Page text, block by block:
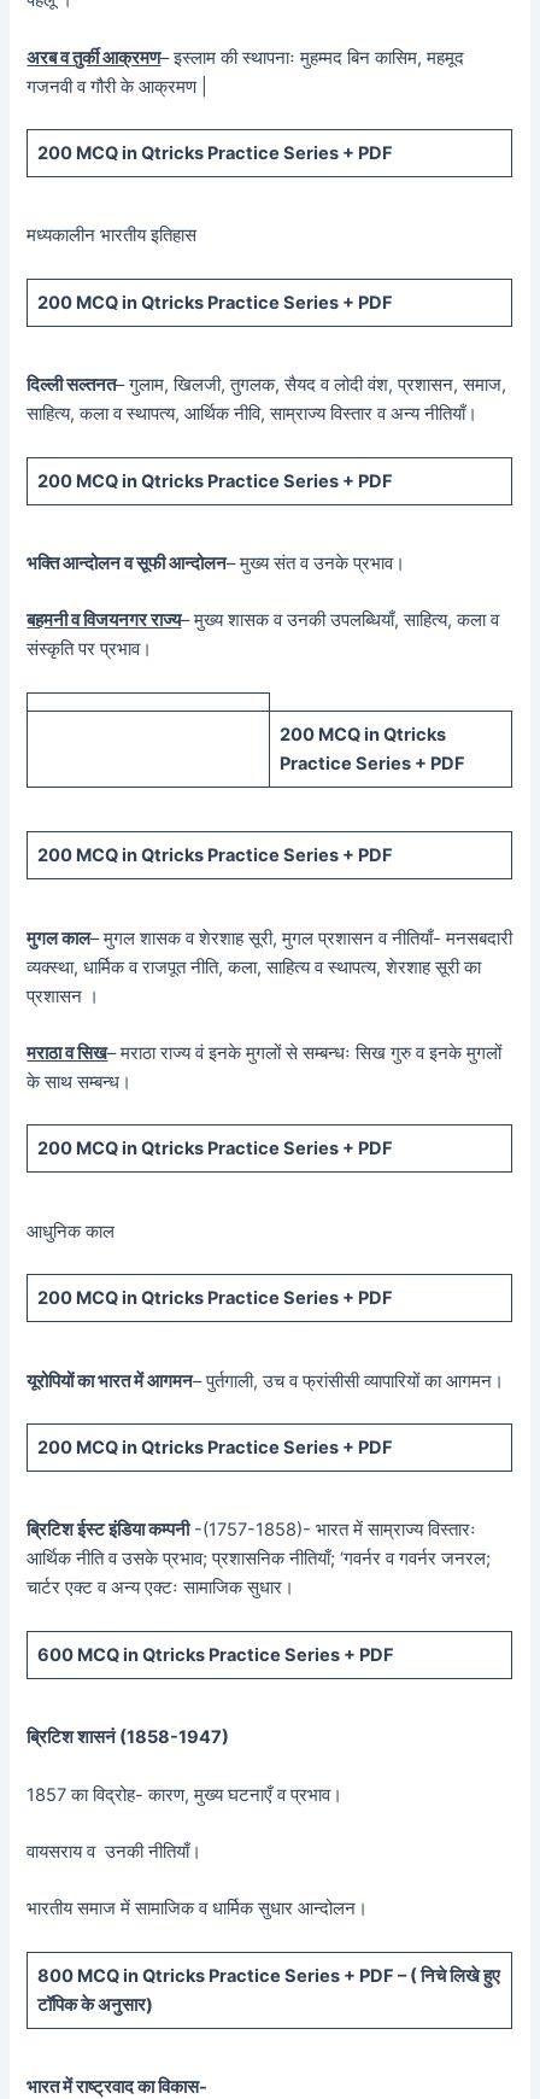
अरब व तुर्की आक्रमण– इस्लाम की स्थापनाः मुहम्मद बिन कासिम, महमूद
गजनवी व गौरी के आक्रमण |
200 MCQ in Qtricks Practice Series + PDF
मध्यकालीन भारतीय इतिहास
200 MCQ in Qtricks Practice Series + PDF
दिल्ली सल्तनत– गुलाम, खिलजी, तुगलक, सैयद व लोदी वंश, प्रशासन, समाज,
साहित्य, कला व स्थापत्य, आर्थिक नीवि, साम्राज्य विस्तार व अन्य नीतियाँ।
200 MCQ in Qtricks Practice Series + PDF
भक्ति आन्दोलन व सूफी आन्दोलन– मुख्य संत व उनके प्रभाव।
बहमनी व विजयनगर राज्य– मुख्य शासक व उनकी उपलब्धियाँ, साहित्य, कला व
संस्कृति पर प्रभाव।
200 MCQ in Qtricks
Practice Series + PDF
200 MCQ in Qtricks Practice Series + PDF
मुगल काल– मुगल शासक व शेरशाह सूरी, मुगल प्रशासन व नीतियाँ- मनसबदारी
व्यक्स्था, धार्मिक व राजपूत नीति, कला, साहित्य व स्थापत्य, शेरशाह सूरी का
प्रशासन ।
मराठा व सिख– मराठा राज्य वं इनके मुगलों से सम्बन्धः सिख गुरु व इनके मुगलों
के साथ सम्बन्ध।
200 MCQ in Qtricks Practice Series + PDF
आधुनिक काल
200 MCQ in Qtricks Practice Series + PDF
यूरोपियों का भारत में आगमन– पुर्तगाली, उच व फ्रांसीसी व्यापारियों का आगमन।
200 MCQ in Qtricks Practice Series + PDF
ब्रिटिश ईस्ट इंडिया कम्पनी-(1757-1858)- भारत में साम्राज्य विस्तारः
आर्थिक नीति व उसके प्रभाव; प्रशासनिक नीतियाँ; ‘गवर्नर व गवर्नर जनरल;
चार्टर एक्ट व अन्य एक्टः सामाजिक सुधार।
600 MCQ in Qtricks Practice Series + PDF
ब्रिटिश शासनं (1858-1947)
1857 का विद्रोह- कारण, मुख्य घटनाएँ व प्रभाव।
वायसराय व उनकी नीतियाँ।
भारतीय समाज में सामाजिक व धार्मिक सुधार आन्दोलन।
800 MCQ in Qtricks Practice Series + PDF – (निचे लिखे हुए
टॉपिक के अनुसार)
भारत में राष्ट्रवाद का विकास-